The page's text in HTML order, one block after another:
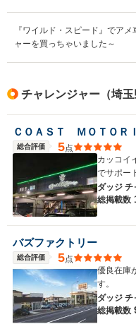
『ワイルド・スピード』でア
ャーを買っちゃいました～
チャレンジャー（埼
ＣＯＡＳＴ ＭＯＴＯＲ
総合評価 5点
カッコイ
でサポー
ダッジ チ
総掲載数
バズファクトリー
総合評価 5点
優良在庫
す。
ダッジ チ
総掲載数